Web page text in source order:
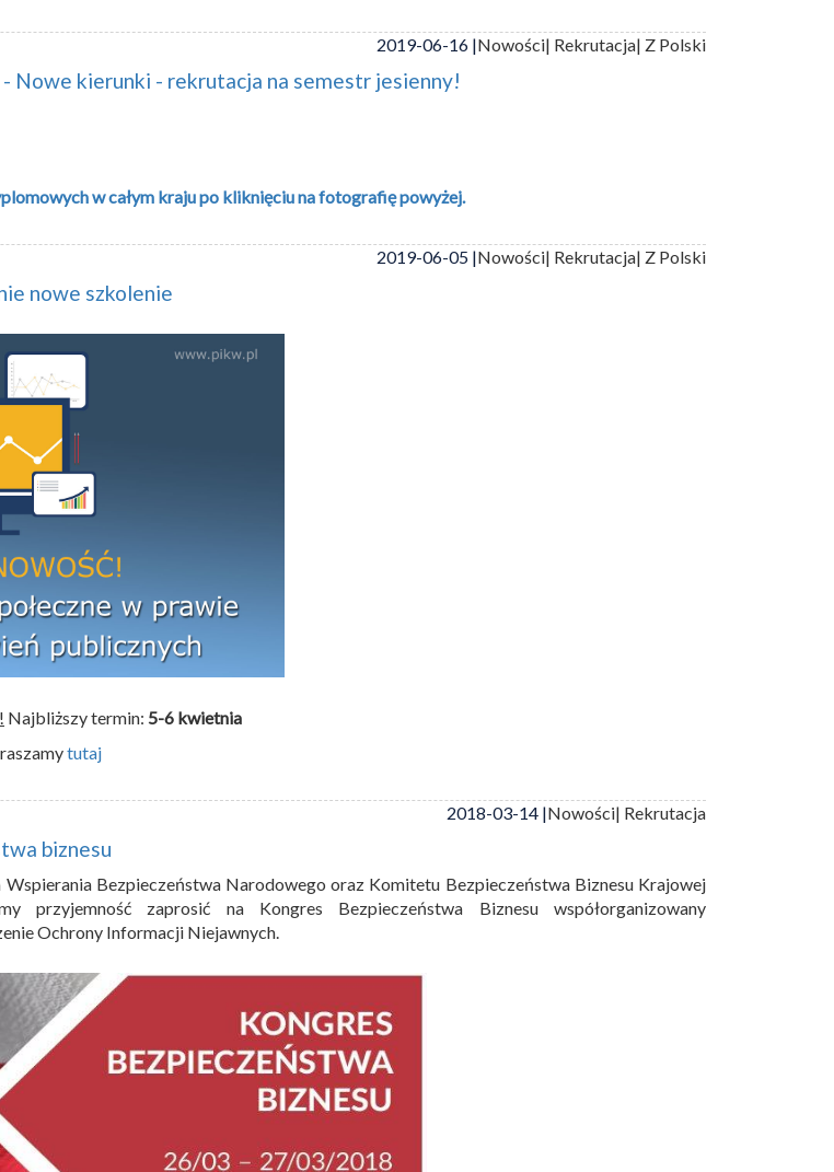
2019-06-16 |Nowości| Rekrutacja| Z Polski
Nowe kierunki - rekrutacja na semestr jesienny!
w całym kraju po kliknięciu na fotografię powyżej.
2019-06-05 |Nowości| Rekrutacja| Z Polski
nowe szkolenie
Najbliższy termin: 5-6 kwietnia
tutaj
2018-03-14 |Nowości| Rekrutacja
biznesu
Wspierania Bezpieczeństwa Narodowego oraz Komitetu Bezpieczeństwa Biznesu Krajowej
przyjemność zaprosić na Kongres Bezpieczeństwa Biznesu współorganizowany
Ochrony Informacji Niejawnych.